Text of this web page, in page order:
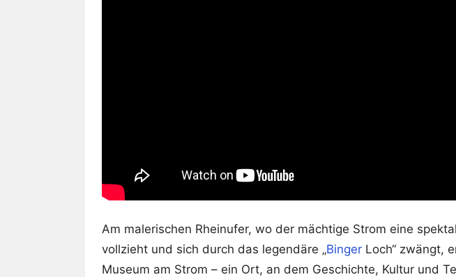
Am malerischen Rheinufer, wo der mächtige Strom eine
vollzieht und sich durch das legendäre „Binger Loch“ zwängt,
Museum am Strom – ein Ort, an dem Geschichte, Kultur und